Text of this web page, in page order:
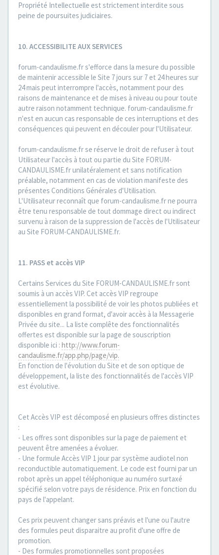
Propriété Intellectuelle est strictement interdite sous
peine de poursuites judiciaires.
10. ACCESSIBILITE AUX SERVICES
forum-candaulisme.fr s'efforce dans la mesure du possible
de maintenir accessible le Site 7 jours sur 7 et 24 heures sur
24 mais peut interrompre l'accès, notamment pour des
raisons de maintenance et de mises à niveau ou pour toute
autre raison notamment technique. forum-candaulisme.fr
n'est en aucun cas responsable de ces interruptions et des
conséquences qui peuvent en découler pour l'Utilisateur.
forum-candaulisme.fr se réserve le droit de refuser à tout
Utilisateur l'accès à tout ou partie du Site FORUM-
CANDAULISME.fr unilatéralement et sans notification
préalable, notamment en cas de violation manifeste des
présentes Conditions Générales d'Utilisation.
L'Utilisateur reconnaît que forum-candaulisme.fr ne pourra
être tenu responsable de tout dommage direct ou indirect
survenu à raison de la suppression de l'accès de l'Utilisateur
au Site FORUM-CANDAULISME.fr.
11. PASS et accès VIP
Certains Services du Site FORUM-CANDAULISME.fr sont
soumis à un accès VIP. Cet accès VIP regroupe
essentiellement la possibilité de voir les photos publiées et
disponibles en grand format, d'avoir accès à la Messagerie
Privée du site... La liste complête des fonctionnalités
offertes est disponible sur la page de souscription
disponible ici : http://www.forum-
candaulisme.fr/app.php/page/vip.
En fonction de l'évolution du Site et de son optique de
développement, la liste des fonctionnalités de l'accès VIP
est évolutive.
Cet Accès VIP est décomposé en plusieurs offres distinctes
:
- Les offres sont disponibles sur la page de paiement et
peuvent être amenées a évoluer.
- Une formule Accès VIP 1 jour par système audiotel non
reconductible automatiquement. Le code est fourni par un
robot après un appel téléphonique au numéro surtaxé
spécifié selon votre pays de résidence. Prix en fonction du
pays de l'appelant.
Ces prix peuvent changer sans préavis et l'une ou l'autre
des formules peut disparaitre au profit d'une offre de
promotion.
- Des formules promotionnelles sont proposées